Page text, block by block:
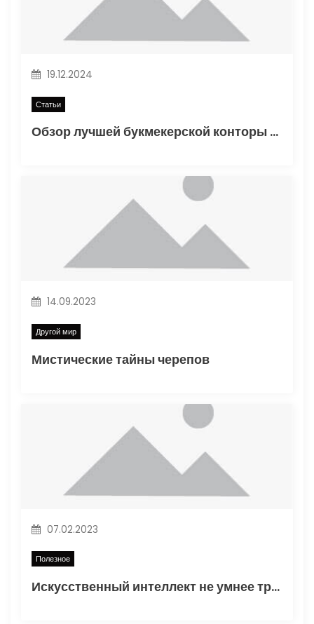
а
п
и
19.12.2024
Статьи
Обзор лучшей букмекерской конторы Винлайн в России
14.09.2023
Другой мир
Мистические тайны черепов
07.02.2023
Полезное
Искусственный интеллект не умнее трехлетнего ребенка